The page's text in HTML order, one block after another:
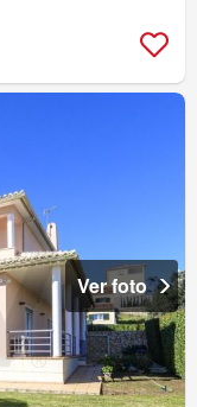
Ver foto